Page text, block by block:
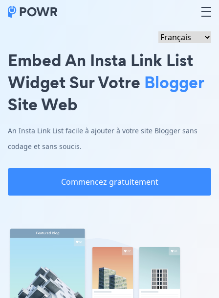
Embed An Insta Link List
Widget Sur Votre Blogger
Site Web
An Insta Link List facile à ajouter à votre site Blogger sans
codage et sans soucis.
Commencez gratuitement